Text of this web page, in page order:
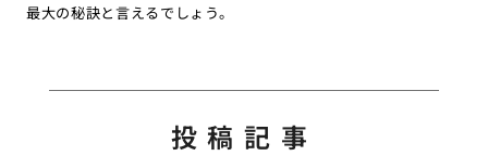
最大の秘訣と言えるでしょう。
投稿記事